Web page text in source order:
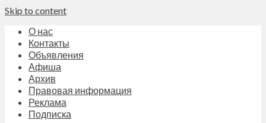
Skip to content
О нас
Контакты
Объявления
Афиша
Архив
Правовая информация
Реклама
Подписка